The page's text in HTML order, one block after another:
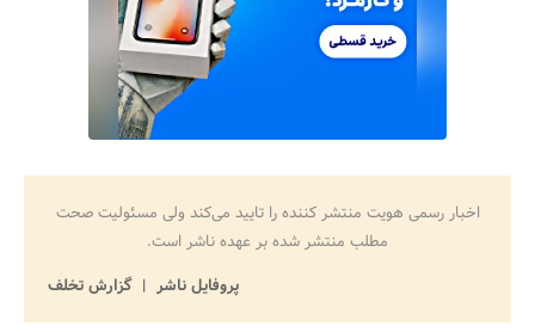
اخبار رسمی هویت منتشر کننده را تایید می‌کند ولی مسئولیت صحت
مطلب منتشر شده بر عهده ناشر است.
پروفایل ناشر
گزارش تخلف